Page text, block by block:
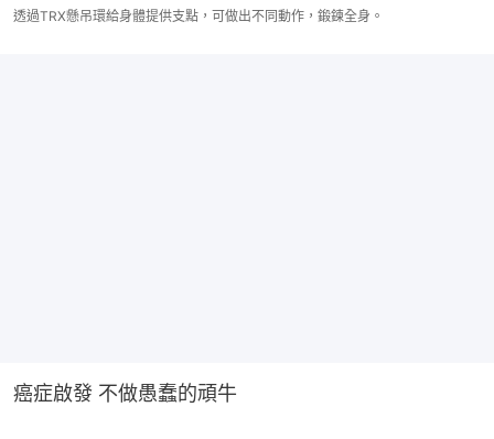
透過TRX懸吊環給身體提供支點，可做出不同動作，鍛鍊全身。
癌症啟發 不做愚蠢的頑牛